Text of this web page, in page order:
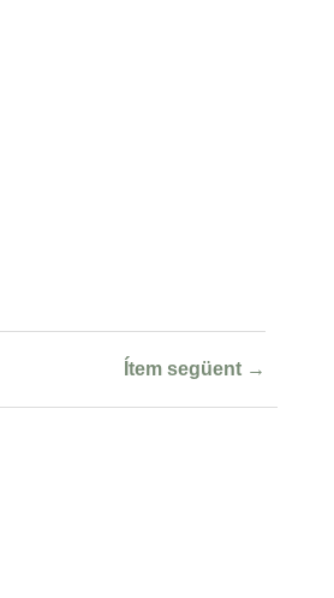
Ítem següent →